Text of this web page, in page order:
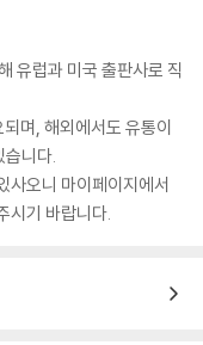
유럽과 미국 출판사로 직
며, 해외에서도 유통이
습니다.
사오니 마이페이지에서
시기 바랍니다.